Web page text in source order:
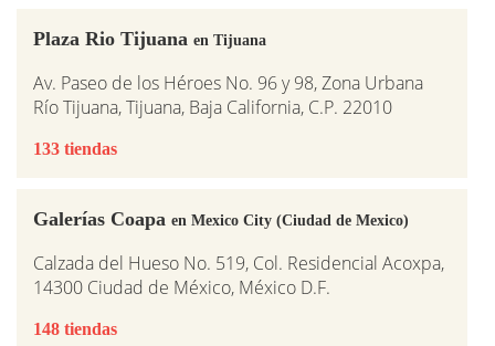
Plaza Rio Tijuana en Tijuana
Av. Paseo de los Héroes No. 96 y 98, Zona Urbana
Río Tijuana, Tijuana, Baja California, C.P. 22010
133 tiendas
Galerías Coapa en Mexico City (Ciudad de Mexico)
Calzada del Hueso No. 519, Col. Residencial Acoxpa,
14300 Ciudad de México, México D.F.
148 tiendas